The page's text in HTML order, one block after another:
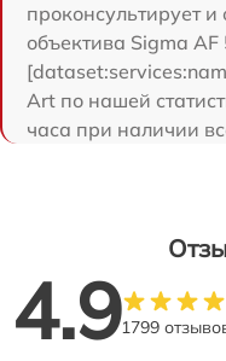
проконсультирует
объектива Sigma
Art по нашей
часа при наличии
4.91799